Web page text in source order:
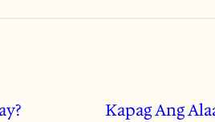
Kapag Ang